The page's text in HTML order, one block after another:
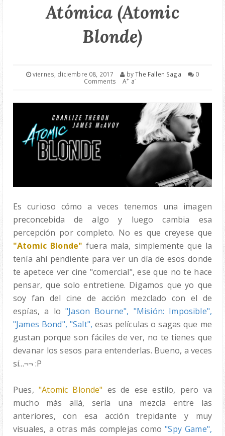
¡ESCRÍBEME Y CONÓCEME!
Atómica (Atomic
Blonde)
viernes, diciembre 08, 2017 byThe Fallen Saga
0
Comments
A+ a-
Es curioso cómo a veces tenemos una imagen
preconcebida de algo y luego cambia esa
percepción por completo. No es que creyese que
"Atomic Blonde" fuera mala, simplemente que la
tenía ahí pendiente para ver un día de esos donde
te apetece ver cine "comercial", ese que no te hace
pensar, que solo entretiene. Digamos que yo que
soy fan del cine de acción mezclado con el de
espías, a lo"Jason Bourne", "Misión: Imposible",
"James Bond", "Salt", esas películas o sagas que me
gustan porque son fáciles de ver, no te tienes que
devanar los sesos para entenderlas. Bueno, a veces
sí...¬¬ :P
Pues,"Atomic Blonde" es de ese estilo, pero va
mucho más allá, sería una mezcla entre las
anteriores, con esa acción trepidante y muy
visuales, a otras más complejas como"Spy Game",